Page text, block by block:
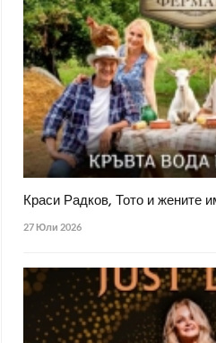
Краси Радков, Тото и жените
27 Юли 2026